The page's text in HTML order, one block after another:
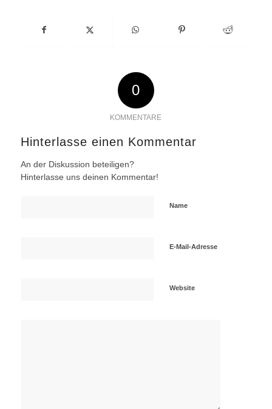
0
KOMMENTARE
Hinterlasse einen Kommentar
An der Diskussion beteiligen?
Hinterlasse uns deinen Kommentar!
Name
E-Mail-Adresse
Website